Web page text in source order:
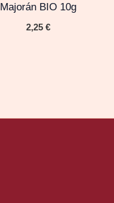
Majorán BIO 10g
2,25€